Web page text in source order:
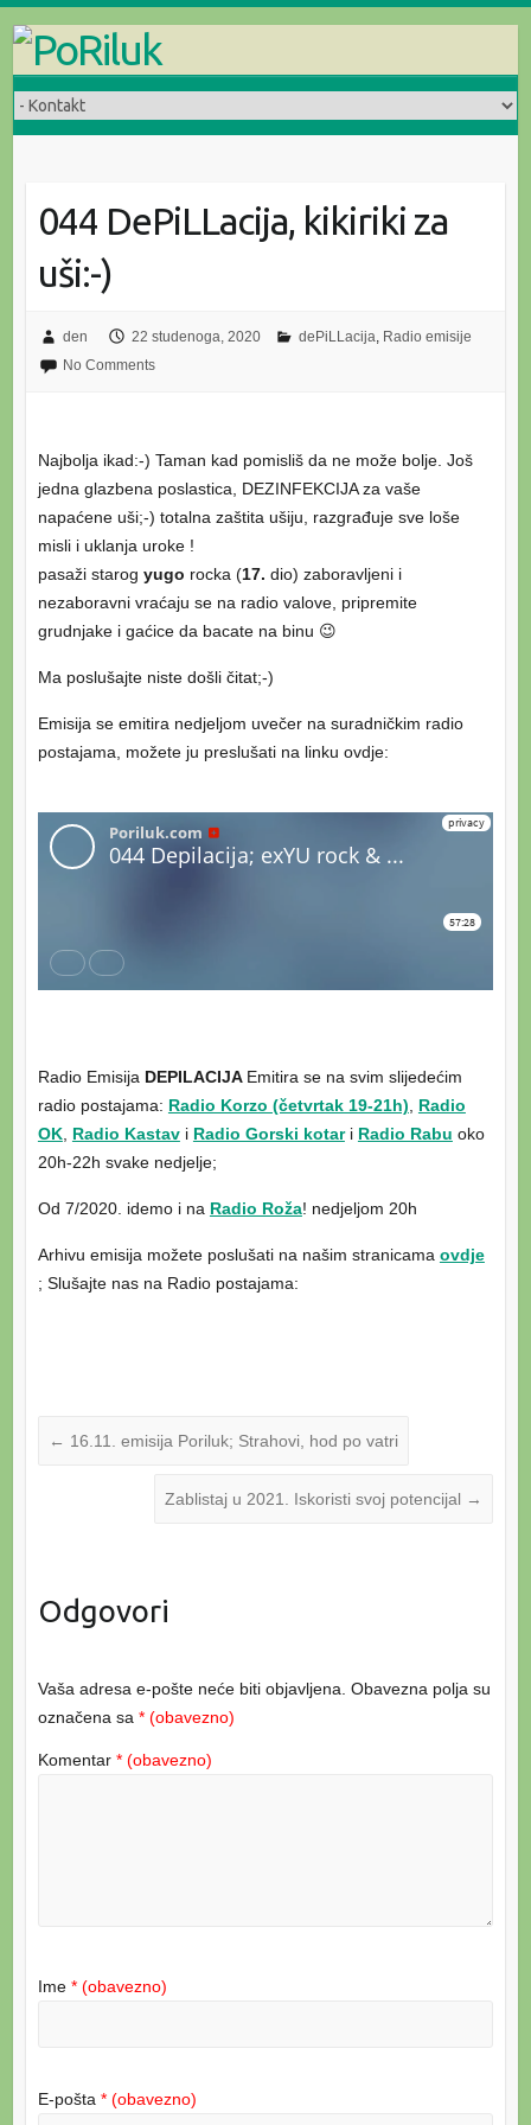
content
044 DePiLLacija, kikiriki za
uši:-)
den 22 studenoga, 2020 dePiLLacija, Radio emisije
No Comments
Najbolja ikad:-) Taman kad pomisliš da ne može bolje. Još
jedna glazbena poslastica, DEZINFEKCIJA za vaše
napaćene uši;-) totalna zaštita ušiju, razgrađuje sve loše
misli i uklanja uroke !
pasaži starog yugo rocka (17. dio) zaboravljeni i
nezaboravni vraćaju se na radio valove, pripremite
grudnjake i gaćice da bacate na binu 😉
Ma poslušajte niste došli čitat;-)
Emisija se emitira nedjeljom uvečer na suradničkim radio
postajama, možete ju preslušati na linku ovdje:
Radio Emisija DEPILACIJA Emitira se na svim slijedećim
radio postajama: Radio Korzo (četvrtak 19-21h)
Radio
OK, Radio Kastavi Radio Gorski kotari Radio Rabu oko
20h-22h svake nedjelje;
Od 7/2020. idemo i na Radio Roža! nedjeljom 20h
Arhivu emisija možete poslušati na našim stranicama ovdje
; Slušajte nas na Radio postajama:
← 16.11. emisija Poriluk; Strahovi, hod po vatri
Zablistaj u 2021. Iskoristi svoj potencijal →
Odgovori
Vaša adresa e-pošte neće biti objavljena. Obavezna polja su
označena sa * (obavezno)
Komentar * (obavezno)
Ime * (obavezno)
E-pošta * (obavezno)